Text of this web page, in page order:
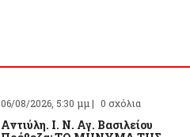
06/08/2026, 5:30 μμ | 0 σχόλια
Αντιύλη. Ι. Ν. Αγ. Βασιλείου